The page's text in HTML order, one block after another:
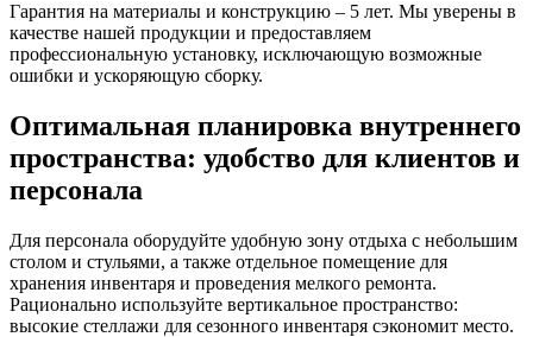
Гарантия на материалы и конструкцию – 5 лет. Мы уверены в
качестве нашей продукции и предоставляем
профессиональную установку, исключающую возможные
ошибки и ускоряющую сборку.
Оптимальная планировка внутреннего
пространства: удобство для клиентов и
персонала
Для персонала оборудуйте удобную зону отдыха с небольшим
столом и стульями, а также отдельное помещение для
хранения инвентаря и проведения мелкого ремонта.
Рационально используйте вертикальное пространство:
высокие стеллажи для сезонного инвентаря сэкономит место.